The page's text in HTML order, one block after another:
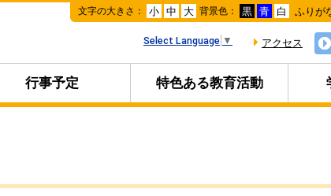
本
文
文字の大きさ： 小 中 大 背景色： 黒 青 白 ふりが
アクセス
Select Language ▼
行事予定 特色ある教育活動